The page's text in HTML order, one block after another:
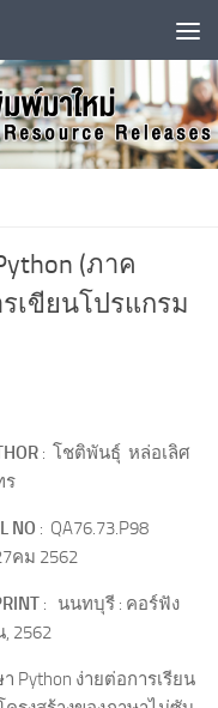
(ภาค
เขียนโปรแกรม
: โชติพันธุ์ หล่อเลิศ
ร
NO : QA76.73.P98
คม 2562
: นนทบุรี : คอร์ฟัง
2562
Python ง่ายต่อการเรียน